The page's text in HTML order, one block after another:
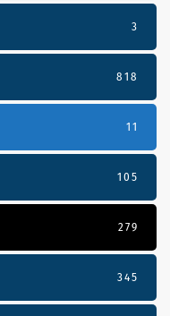
3
818
11
105
279
345